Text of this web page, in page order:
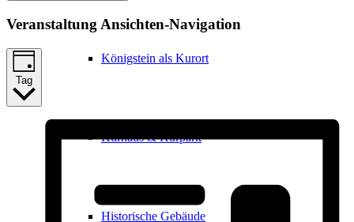
Königstein als Kurort
Kurhaus & Kurpark
Historische Gebäude
Veranstaltung Ansichten-Navigation
Tag